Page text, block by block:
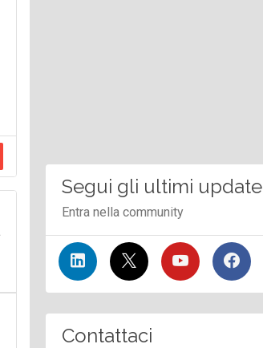
Segui gli ultimi update
Entra nella community
Contattaci